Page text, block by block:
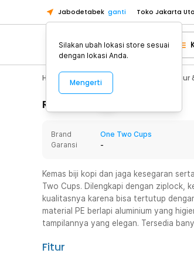
Jabodetabek ganti Toko Jakarta
Toko Tangerang
Toko Cikupa
Pick n Go
Pick n Go Bekasi
Toko Jakarta
Toko Tangerang
Toko Cikupa
Pick n Go
Pick n Go Bekasi
Home Appliance Perlengkapan Dapur
Rincian Produk
Brand
One Two Cups
Garansi
-
Kemas biji kopi dan jaga kesegaran
Two Cups. Dilengkapi dengan ziplock,
kualitasnya karena bisa tertutup
material PE berlapi aluminium yang
tampilannya yang elegan. Tersedia
Fitur
Silakan ubah lokasi store sesuai
dengan lokasi Anda.
Mengerti